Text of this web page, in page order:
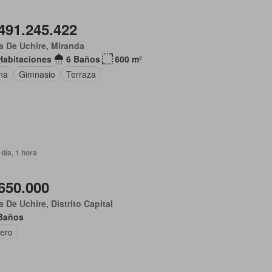
De Uchire, Miranda
6 Baños
600 m²
Gimnasio Terraza
1 hora
De Uchire, Distrito Capital